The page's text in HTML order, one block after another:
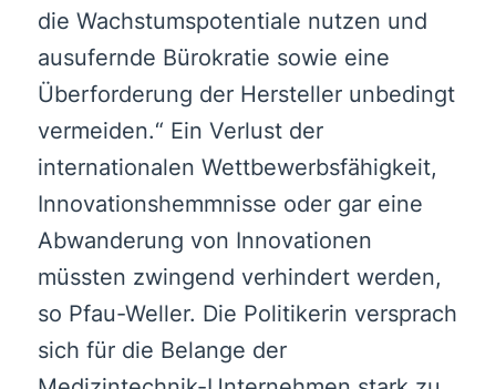
die Wachstumspotentiale nutzen und
ausufernde Bürokratie sowie eine
Überforderung der Hersteller unbedingt
vermeiden.“ Ein Verlust der
internationalen Wettbewerbsfähigkeit,
Innovationshemmnisse oder gar eine
Abwanderung von Innovationen
müssten zwingend verhindert werden,
so Pfau-Weller. Die Politikerin versprach
sich für die Belange der